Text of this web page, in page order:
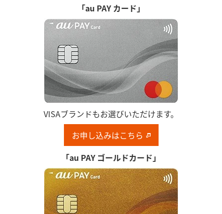
「au PAY カード」
VISAブランドもお選びいただけます。
お申し込みはこちら
「au PAY ゴールドカード」